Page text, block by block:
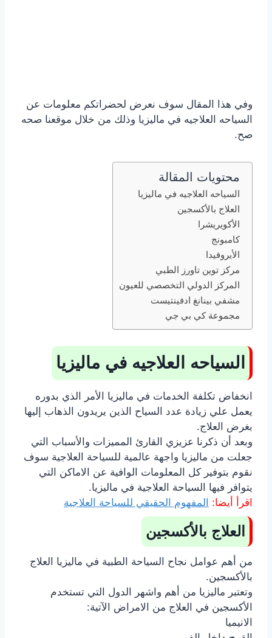
وفي هذا المقال سوف نعرض لحضراتكم معلومات عن
السياحه العلاجيه في ماليزيا وذلك من خلال موقعنا صحه
صح.
محتويات المقالة
السياحه العلاجيه في ماليزيا
العلاج بالأكسجين
الأكويريشرا
كامبونج
الأيروفيدا
مركز توين تاورز الطبي
المركز الدولي التخصصي للعيون
مشفي بينانغ ادفينتيست
مجموعة كي بي جي
السياحه العلاجيه في ماليزيا
انخفاض تكلفة الخدمات في ماليزيا الأمر الذي بدوره
يعمل علي زيادة عدد السياح الذين يريدون الذهاب إليها
بغرض العلاج.
وبعد أن ذكرنا عزيزي القارئ المميزات والأسباب التي
جعلت من ماليزيا واجهة عالمية للسياحة العلاجية سوف
نقوم بتوفير كل المعلومات الوافية عن الاماكن التي
يتوافر فيها السياحة العلاجية في ماليزيا.
اقرأ أيضا:
المفهوم الحقيقي للسياحة العلاجية
العلاج بالأكسجين
من أهم عوامل نجاح السياحة الطبية في ماليزيا العلاج
بالأكسجين.
وتعتبر ماليزيا من أهم واشهر الدول التي تستخدم
الأكسجين في العلاج من الامراض الآتية:
الانيميا